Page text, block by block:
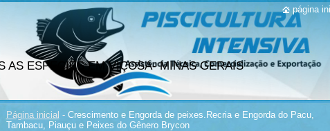
AS ESPECIES EM VIÇOSA- MINAS GERAIS
Página inicial - Crescimento e Engorda de peixes.Recria e Engorda do Pacu,
Tambacu, Piauçu e Peixes do Gênero Brycon
página